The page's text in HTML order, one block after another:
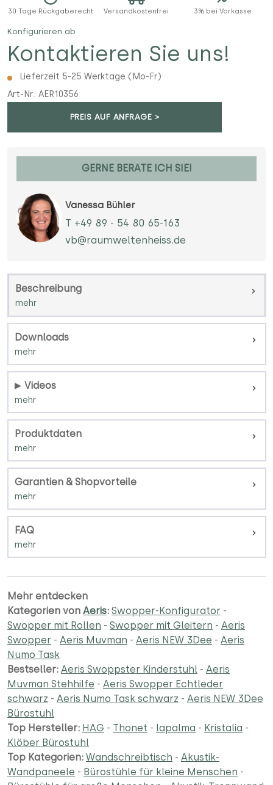
30 Tage Rückgaberecht Versandkostenfrei 3% bei Vorkasse
Konfigurieren ab
Kontaktieren Sie uns!
Lieferzeit 5-25 Werktage (Mo-Fr)
Art-Nr.: AER10356
PREIS AUF ANFRAGE >
GERNE BERATE ICH SIE!
Vanessa Bühler
T +49 89 - 54 80 65-163
vb@raumweltenheiss.de
Beschreibung
Downloads
Videos
Produktdaten
Garantien & Shopvorteile
FAQ
Mehr entdecken
Kategorien von Aeris: Swopper-Konfigurator -
Swopper mit Rollen - Swopper mit Gleitern - Aeris
Swopper - Aeris Muvman - Aeris NEW 3Dee - Aeris
Numo Task
Bestseller: Aeris Swoppster Kinderstuhl - Aeris
Muvman Stehhilfe - Aeris Swopper Echtleder
schwarz - Aeris Numo Task schwarz - Aeris NEW 3Dee
Bürostuhl
Top Hersteller: HAG - Thonet - lapalma - Kristalia -
Klöber Bürostuhl
Top Kategorien: Wandschreibtisch - Akustik-
Wandpaneele - Bürostühle für kleine Menschen -